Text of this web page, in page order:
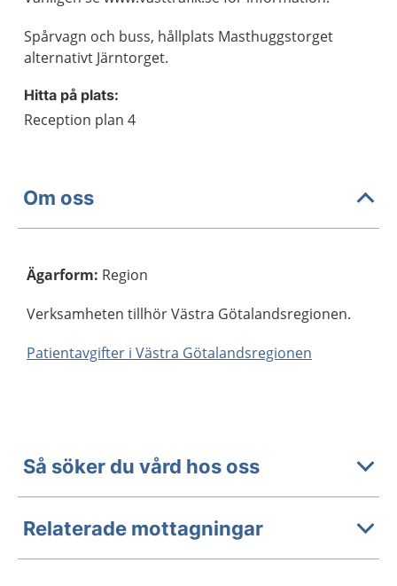
Spårvagn och buss, hållplats Masthuggstorget
alternativt Järntorget.
Hitta på plats:
Reception plan 4
Om oss
Ägarform: Region
Verksamheten tillhör Västra Götalandsregionen.
Patientavgifter i Västra Götalandsregionen
Så söker du vård hos oss
Relaterade mottagningar